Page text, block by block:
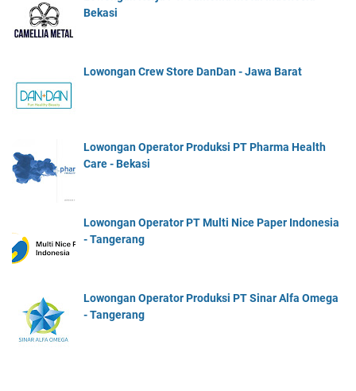
Bekasi
Lowongan Crew Store DanDan - Jawa Barat
Lowongan Operator Produksi PT Pharma Health
Care - Bekasi
Lowongan Operator PT Multi Nice Paper Indonesia
- Tangerang
Lowongan Operator Produksi PT Sinar Alfa Omega
- Tangerang